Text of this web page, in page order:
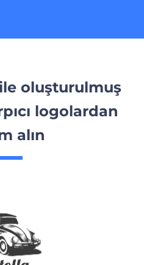
oluşturulmuş
logolardan
alın